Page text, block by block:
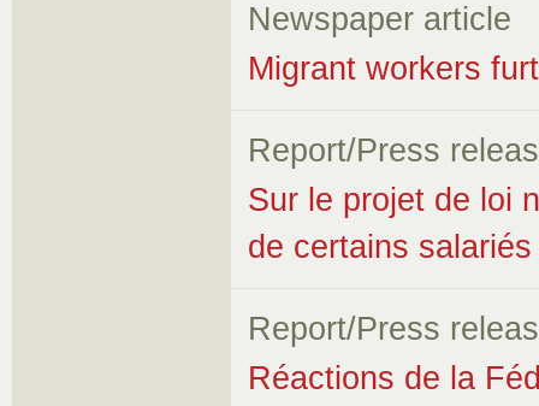
Newspaper article
Migrant workers
Report/Press
Sur le projet de loi
de certains
Report/Press
Réactions de la